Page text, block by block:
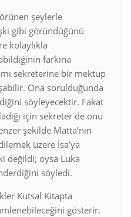
şeylerle
gibi göründüğünü
kolaylıkla
farkına
sekreterine bir mektup
Ona sorulduğunda
söyleyecektir. Fakat
için sekreter de onu
şekilde Matta’nın
üzere İsa’ya
değildi; oysa Luka
söyledi.
Kutsal Kitapta
gösterir.